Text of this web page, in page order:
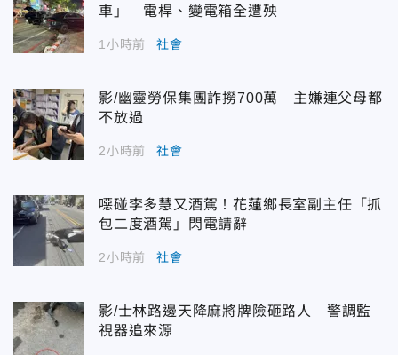
車」 電桿、變電箱全遭殃
1小時前 社會
影/幽靈勞保集團詐撈700萬 主嫌連父母都
不放過
2小時前 社會
噁碰李多慧又酒駕！花蓮鄉長室副主任「抓
包二度酒駕」閃電請辭
2小時前 社會
影/士林路邊天降麻將牌險砸路人 警調監
視器追來源